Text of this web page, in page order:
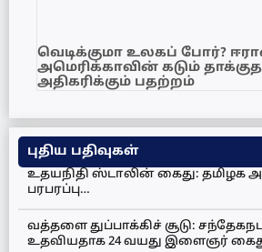
வெடிக்குமா உலகப் போர்?
அமெரிக்காவின் கடும்
அதிகரிக்கும் பதற்றம்
புதிய பதிவுகள்
உதயநிதி ஸ்டாலின் கைது: தமிழக
பரபரப்பு…
வத்தளை துப்பாக்கிச் சூடு:
உதவியதாக 24 வயது இளைஞர்